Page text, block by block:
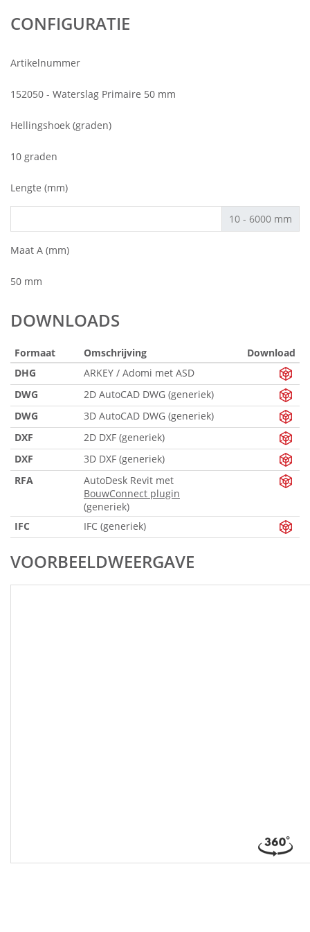
CONFIGURATIE
Artikelnummer
152050 - Waterslag Primaire 50 mm
Hellingshoek (graden)
10 graden
Lengte (mm)
10 - 6000 mm
Maat A (mm)
50 mm
DOWNLOADS
Formaat Omschrijving
Download
DHG
ARKEY / Adomi met ASD
DWG
2D AutoCAD DWG (generiek)
DWG
3D AutoCAD DWG (generiek)
DXF
2D DXF (generiek)
DXF
3D DXF (generiek)
RFA
AutoDesk Revit met
BouwConnect plugin
(generiek)
IFC
IFC (generiek)
VOORBEELDWEERGAVE